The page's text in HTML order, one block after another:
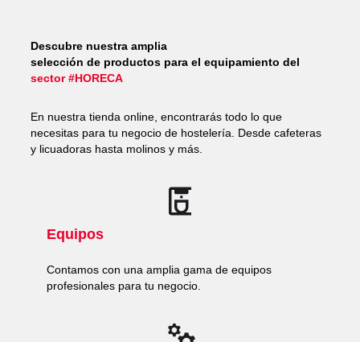
Descubre nuestra amplia
selección de productos para el equipamiento del
sector #HORECA
En nuestra tienda online, encontrarás todo lo que
necesitas para tu negocio de hostelería. Desde cafeteras
y licuadoras hasta molinos y más.
Equipos
Contamos con una amplia gama de equipos
profesionales para tu negocio.